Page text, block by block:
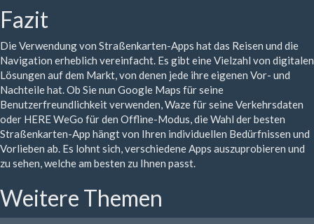
Fazit
Die Verwendung von Straßenkarten-Apps hat das Reisen und die
Navigation erheblich vereinfacht. Es gibt eine Vielzahl von digitalen
Lösungen auf dem Markt, von denen jede ihre eigenen Vor- und
Nachteile hat. Ob Sie nun Google Maps für seine
Benutzerfreundlichkeit verwenden, Waze für seine Verkehrsdaten
oder HERE WeGo für den Offline-Modus, die Wahl der besten
Straßenkarten-App hängt von Ihren individuellen Bedürfnissen und
Vorlieben ab. Es lohnt sich, verschiedene Apps auszuprobieren und
zu sehen, welche am besten zu Ihnen passt.
Weitere Themen